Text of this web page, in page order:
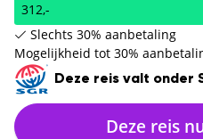
312,-
Slechts 30% aanbetaling
Mogelijkheid tot 30%
Deze reis valt onder
Deze reis